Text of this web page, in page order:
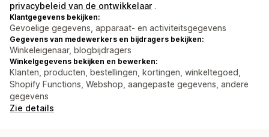
privacybeleid van de ontwikkelaar .
Klantgegevens bekijken:
Gevoelige gegevens, apparaat- en activiteitsgegevens
Gegevens van medewerkers en bijdragers bekijken:
Winkeleigenaar, blogbijdragers
Winkelgegevens bekijken en bewerken:
Klanten, producten, bestellingen, kortingen, winkeltegoed,
Shopify Functions, Webshop, aangepaste gegevens, andere
gegevens
Zie details